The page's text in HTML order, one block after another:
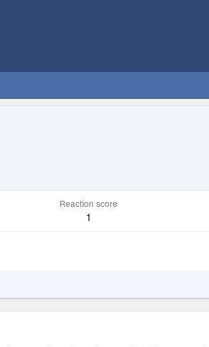
Reaction score
1